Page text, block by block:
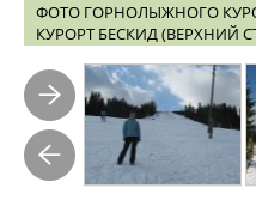
ФОТО ГОРНОЛЫЖНОГО
КУРОРТ БЕСКИД (ВЕРХНИЙ